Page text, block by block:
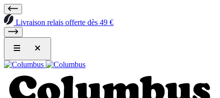
Livraison relais offerte dès 49 €